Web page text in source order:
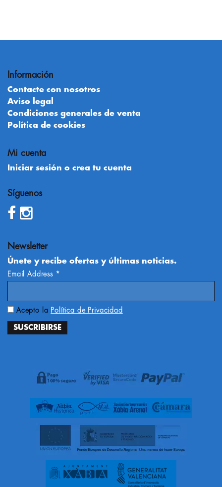
Información
Contacte con nosotros
Aviso legal
Condiciones generales de venta
Política de cookies
Mi cuenta
Iniciar sesión o crea tu cuenta
Síguenos
Newsletter
Únete y recibe ofertas y últimas noticias.
Email Address *
Acepto la Política de Privacidad